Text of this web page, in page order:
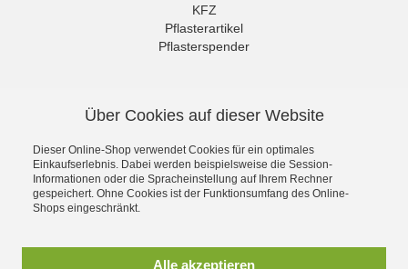
KFZ
Pflasterartikel
Pflasterspender
Untersuchungshandschuhe
Verbandschränke
Wundreinigung
Ihr nichts mehr verpasst.
Newsletter
Über Cookies auf dieser Website
Dieser Online-Shop verwendet Cookies für ein optimales
Einkaufserlebnis. Dabei werden beispielsweise die Session-
Informationen oder die Spracheinstellung auf Ihrem Rechner
gespeichert. Ohne Cookies ist der Funktionsumfang des Online-
Shops eingeschränkt.
Alle akzeptieren